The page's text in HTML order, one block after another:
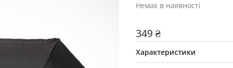
Немає в наявності
349 ₴
Характеристики